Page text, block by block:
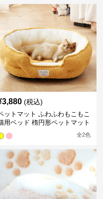
3,880 (税込)
ットマット ふわふわもこもこ
用ベッド 楕円形ペットマット
全2色